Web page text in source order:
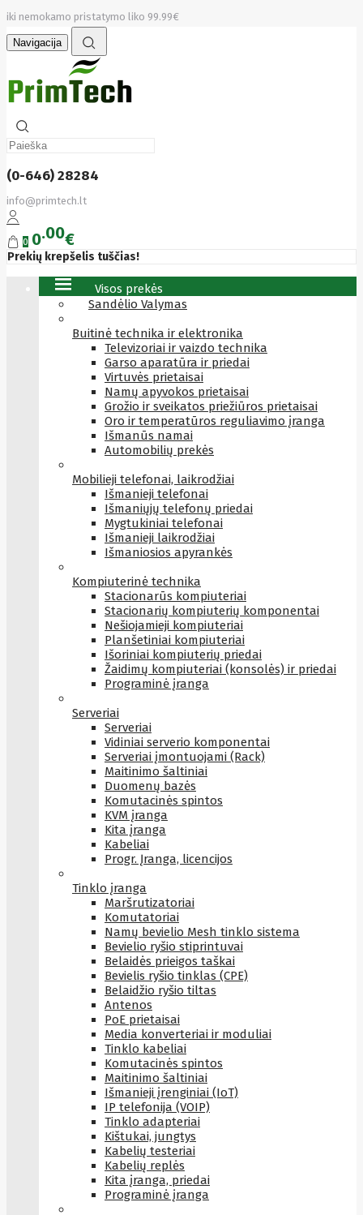
iki nemokamo pristatymo liko 99.99€
Navigacija
(0-646) 28284
info@primtech.lt
0 0 00€
Prekių krepšelis tuščias!
Visos prekės
Sandėlio Valymas
Buitinė technika ir elektronika
Televizoriai ir vaizdo technika
Garso aparatūra ir priedai
Virtuvės prietaisai
Namų apyvokos prietaisai
Grožio ir sveikatos priežiūros prietaisai
Oro ir temperatūros reguliavimo įranga
Išmanūs namai
Automobilių prekės
Mobilieji telefonai, laikrodžiai
Išmanieji telefonai
Išmaniųjų telefonų priedai
Mygtukiniai telefonai
Išmanieji laikrodžiai
Išmaniosios apyrankės
Kompiuterinė technika
Stacionarūs kompiuteriai
Stacionarių kompiuterių komponentai
Nešiojamieji kompiuteriai
Planšetiniai kompiuteriai
Išoriniai kompiuterių priedai
Žaidimų kompiuteriai (konsolės) ir priedai
Programinė įranga
Serveriai
Serveriai
Vidiniai serverio komponentai
Serveriai įmontuojami (Rack)
Maitinimo šaltiniai
Duomenų bazės
Komutacinės spintos
KVM įranga
Kita įranga
Kabeliai
Progr. Įranga, licencijos
Tinklo įranga
Maršrutizatoriai
Komutatoriai
Namų bevielio Mesh tinklo sistema
Bevielio ryšio stiprintuvai
Belaidės prieigos taškai
Bevielis ryšio tinklas (CPE)
Belaidžio ryšio tiltas
Antenos
PoE prietaisai
Media konverteriai ir moduliai
Tinklo kabeliai
Komutacinės spintos
Maitinimo šaltiniai
Išmanieji įrenginiai (IoT)
IP telefonija (VOIP)
Tinklo adapteriai
Kištukai, jungtys
Kabelių testeriai
Kabelių replės
Kita įranga, priedai
Programinė įranga